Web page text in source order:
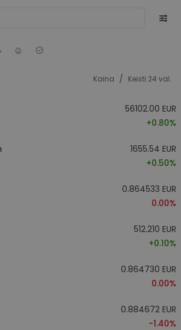
Kaina / Keisti 24 val.
56102.00 EUR
+0.80%
1655.54 EUR
+0.50%
0.864533 EUR
0.00%
512.210 EUR
+0.10%
0.864730 EUR
0.00%
0.884672 EUR
-1.40%